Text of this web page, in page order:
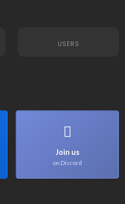
USERS
Join us
on Discord